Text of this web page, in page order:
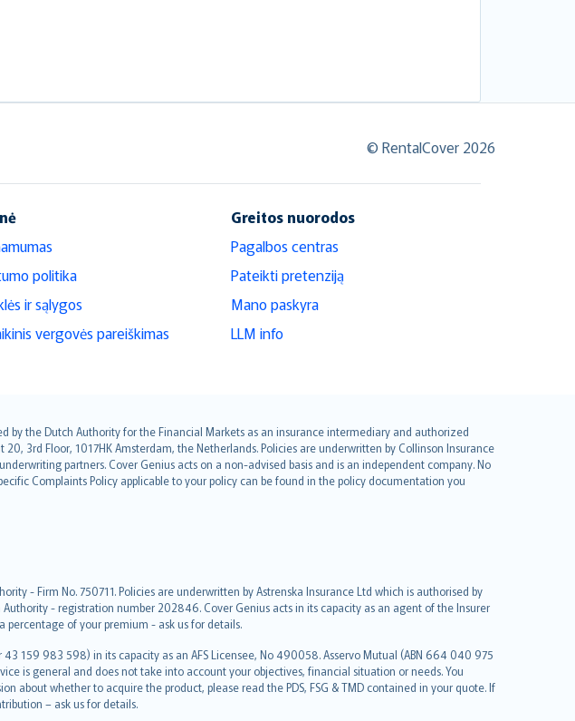
© RentalCover 2026
politika
ir sąlygos
vergovės pareiškimas
Greitos nuorodos
Pagalbos centras
Pateikti pretenziją
Mano paskyra
LLM info
by the Dutch Authority for the Financial Markets as an insurance intermediary and authorized
3rd Floor, 1017HK Amsterdam, the Netherlands. Policies are underwritten by Collinson Insurance
partners. Cover Genius acts on a non-advised basis and is an independent company. No
Complaints Policy applicable to your policy can be found in the policy documentation you
- Firm No. 750711. Policies are underwritten by Astrenska Insurance Ltd which is authorised by
- registration number 202846. Cover Genius acts in its capacity as an agent of the Insurer
percentage of your premium - ask us for details.
43 159 983 598) in its capacity as an AFS Licensee, No 490058. Asservo Mutual (ABN 664 040 975
is general and does not take into account your objectives, financial situation or needs. You
about whether to acquire the product, please read the PDS, FSG & TMD contained in your quote. If
– ask us for details.